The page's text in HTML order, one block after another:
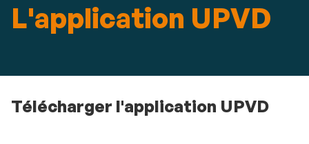
L'application UPVD
Télécharger l'application UPVD